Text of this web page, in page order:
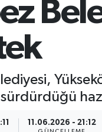
11.06.2026 - 21:12